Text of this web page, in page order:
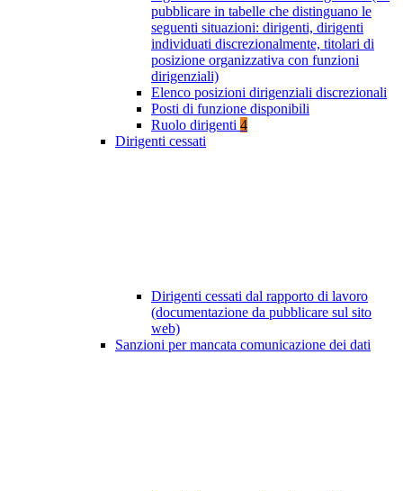
pubblicare in tabelle che distinguano le
seguenti situazioni: dirigenti, dirigenti
individuati discrezionalmente, titolari di
posizione organizzativa con funzioni
dirigenziali)
Elenco posizioni dirigenziali discrezionali
Posti di funzione disponibili
Ruolo dirigenti 4
Dirigenti cessati
Dirigenti cessati dal rapporto di lavoro
(documentazione da pubblicare sul sito
web)
Sanzioni per mancata comunicazione dei dati